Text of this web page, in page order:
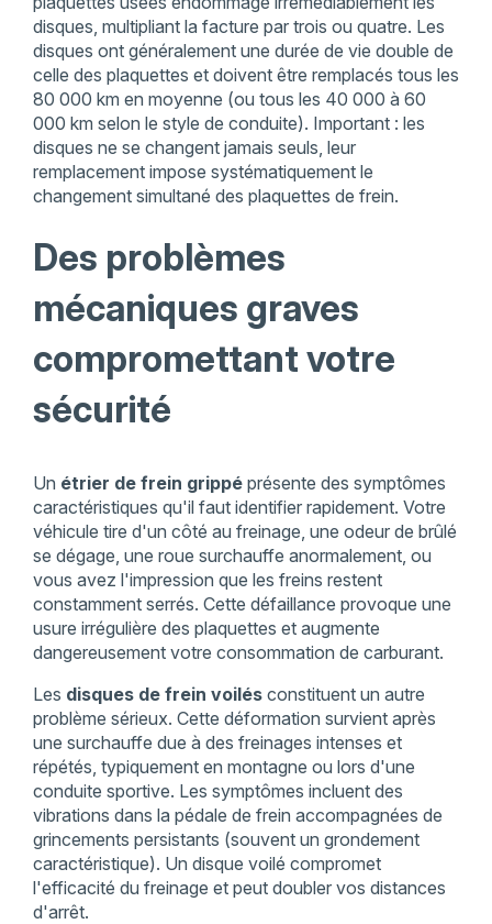
disques, multipliant la facture par trois ou quatre. Les
disques ont généralement une durée de vie double de
celle des plaquettes et doivent être remplacés tous les
80 000 km en moyenne (ou tous les 40 000 à 60
000 km selon le style de conduite). Important : les
disques ne se changent jamais seuls, leur
remplacement impose systématiquement le
changement simultané des plaquettes de frein.
Des problèmes
mécaniques graves
compromettant votre
sécurité
Un étrier de frein grippéprésente des symptômes
caractéristiques qu'il faut identifier rapidement. Votre
véhicule tire d'un côté au freinage, une odeur de brûlé
se dégage, une roue surchauffe anormalement, ou
vous avez l'impression que les freins restent
constamment serrés. Cette défaillance provoque une
usure irrégulière des plaquettes et augmente
dangereusement votre consommation de carburant.
Les disques de frein voilésconstituent un autre
problème sérieux. Cette déformation survient après
une surchauffe due à des freinages intenses et
répétés, typiquement en montagne ou lors d'une
conduite sportive. Les symptômes incluent des
vibrations dans la pédale de frein accompagnées de
grincements persistants (souvent un grondement
caractéristique). Un disque voilé compromet
l'efficacité du freinage et peut doubler vos distances
d'arrêt.